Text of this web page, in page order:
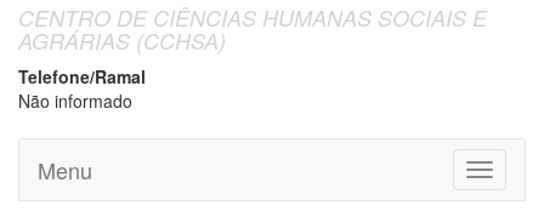
CENTRO DE CIÊNCIAS HUMANAS SOCIAIS E
AGRÁRIAS (CCHSA)
Telefone/Ramal
Não informado
Toggle
Menu